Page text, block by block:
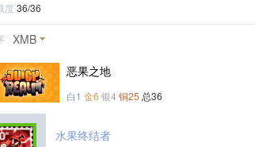
度 36/36
XMB
恶果之地
白1 金6 银4 铜25 总36
水果终结者